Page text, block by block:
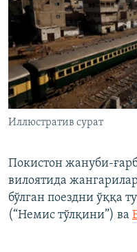
Иллюстратив сурат
Покистон жануби-
вилоятида
бўлган поездни ўққа
(“Немис тўлқини”) ва